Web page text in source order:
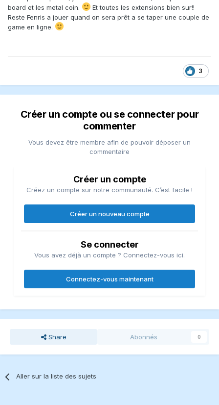
board et les metal coin.
Et toutes les extensions bien sur!!
Reste Fenris a jouer quand on sera prêt a se taper une couple de
game en ligne.
3
Créer un compte ou se connecter pour
commenter
Vous devez être membre afin de pouvoir déposer un
commentaire
Créer un compte
Créez un compte sur notre communauté. C’est facile !
Créer un nouveau compte
Se connecter
Vous avez déjà un compte ? Connectez-vous ici.
Connectez-vous maintenant
Share Abonnés 0
Aller sur la liste des sujets